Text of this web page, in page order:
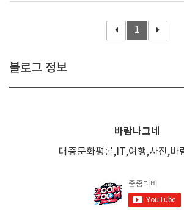
1
블로그 정보
바람나그네
대중문화평론,IT,여행,사진,바